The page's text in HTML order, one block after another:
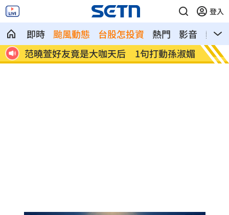
登入
即時 颱風動態 台股怎投資 熱門 影音
熱搜
暖
范曉萱好友竟是大咖天后 1句打動孫淑媚 鬼門